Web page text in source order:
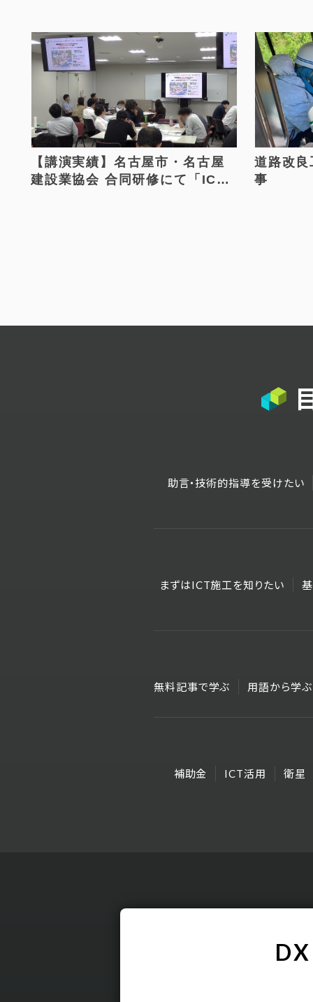
【講演実績】名古屋市・名古屋
建設業協会 合同研修にて「ICT
道路改
事
助言・技術的指導を受けたい
まずはICT施工を知りたい
無料記事で学ぶ 用語から学ぶ
補助金 ICT活用 衛星